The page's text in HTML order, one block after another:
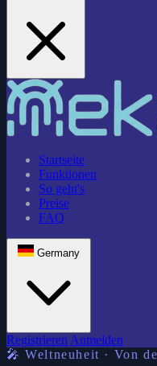
Startseite
Funktionen
So geht's
Preise
FAQ
Germany
Registrieren Anmelden
🎤 Weltneuheit · Von